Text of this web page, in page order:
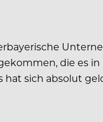
die es
hat sich absolut